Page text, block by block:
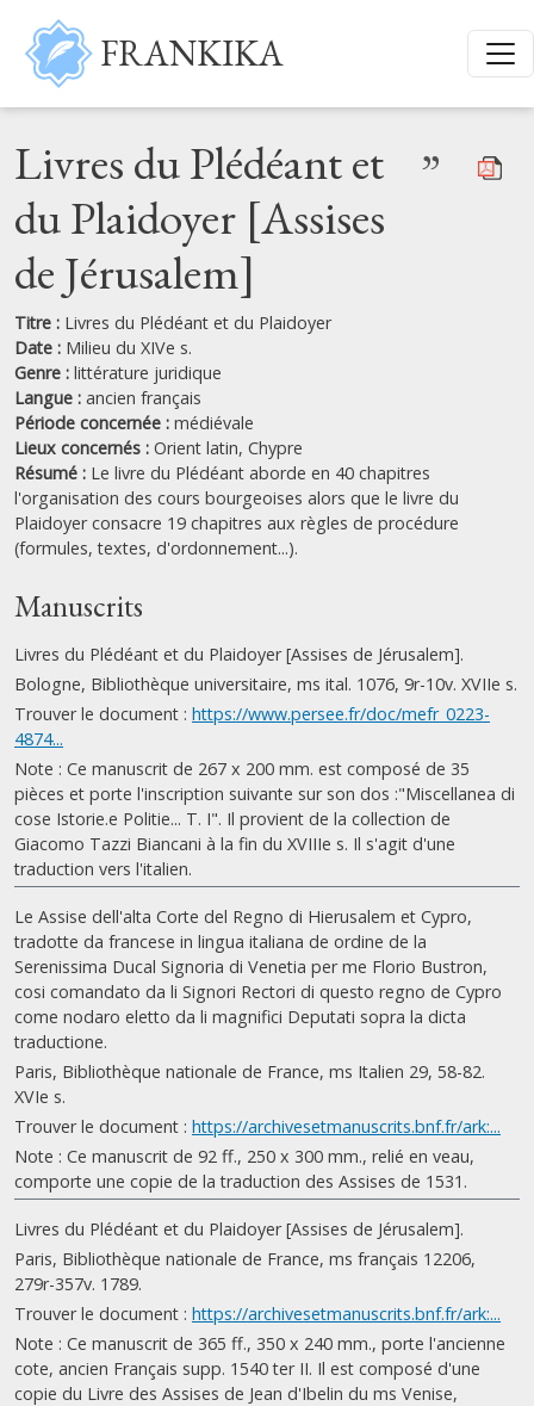
Aller au contenu principal
FRANKIKA
Livres du Plédéant et
du Plaidoyer [Assises
de Jérusalem]
”
Titre : Livres du Plédéant et du Plaidoyer
Date : Milieu du XIVe s.
Genre : littérature juridique
Langue : ancien français
Période concernée : médiévale
Lieux concernés : Orient latin, Chypre
Résumé : Le livre du Plédéant aborde en 40 chapitres
l'organisation des cours bourgeoises alors que le livre du
Plaidoyer consacre 19 chapitres aux règles de procédure
(formules, textes, d'ordonnement...).
Manuscrits
Livres du Plédéant et du Plaidoyer [Assises de Jérusalem].
Bologne, Bibliothèque universitaire, ms ital. 1076, 9r-10v. XVIIe s.
Trouver le document : https://www.persee.fr/doc/mefr_0223-
4874...
Note : Ce manuscrit de 267 x 200 mm. est composé de 35
pièces et porte l'inscription suivante sur son dos :"Miscellanea di
cose Istorie.e Politie... T. I". Il provient de la collection de
Giacomo Tazzi Biancani à la fin du XVIIIe s. Il s'agit d'une
traduction vers l'italien.
Le Assise dell'alta Corte del Regno di Hierusalem et Cypro,
tradotte da francese in lingua italiana de ordine de la
Serenissima Ducal Signoria di Venetia per me Florio Bustron,
cosi comandato da li Signori Rectori di questo regno de Cypro
come nodaro eletto da li magnifici Deputati sopra la dicta
traductione.
Paris, Bibliothèque nationale de France, ms Italien 29, 58-82.
XVIe s.
Trouver le document : https://archivesetmanuscrits.bnf.fr/ark:...
Note : Ce manuscrit de 92 ff., 250 x 300 mm., relié en veau,
comporte une copie de la traduction des Assises de 1531.
Livres du Plédéant et du Plaidoyer [Assises de Jérusalem].
Paris, Bibliothèque nationale de France, ms français 12206,
279r-357v. 1789.
Trouver le document : https://archivesetmanuscrits.bnf.fr/ark:...
Note : Ce manuscrit de 365 ff., 350 x 240 mm., porte l'ancienne
cote, ancien Français supp. 1540 ter II. Il est composé d'une
copie du Livre des Assises de Jean d'Ibelin du ms Venise,